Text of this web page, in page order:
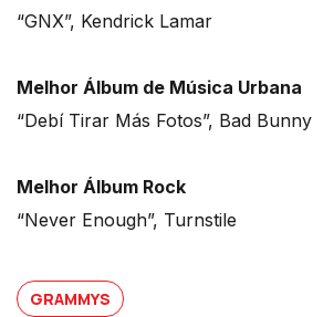
“GNX”, Kendrick Lamar
Melhor Álbum de Música Urbana
“Debí Tirar Más Fotos”, Bad Bunny
Melhor Álbum Rock
“Never Enough”, Turnstile
GRAMMYS